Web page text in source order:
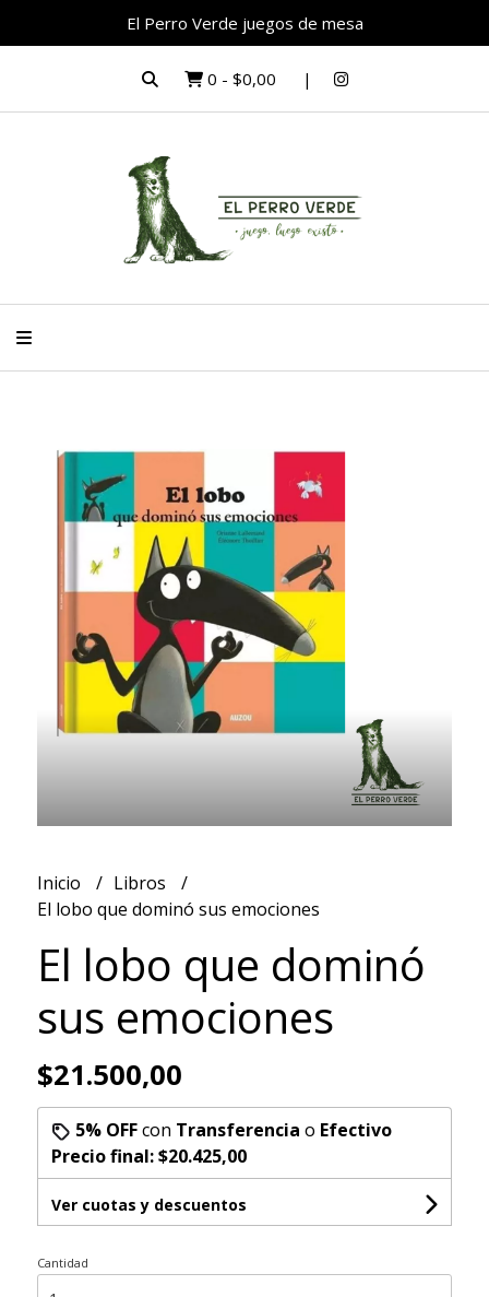
El Perro Verde juegos de mesa
0 - $0,00
Inicio
Libros
El lobo que dominó sus emociones
El lobo que dominó
sus emociones
$21.500,00
5% OFFcon Transferencia o Efectivo
Precio final:$20.425,00
Ver cuotas y descuentos
Cantidad